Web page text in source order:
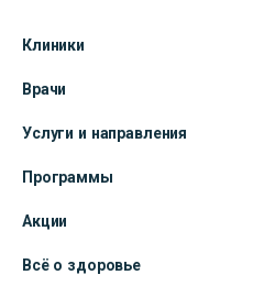
Клиники
Врачи
Услуги и направления
Программы
Акции
Всё о здоровье